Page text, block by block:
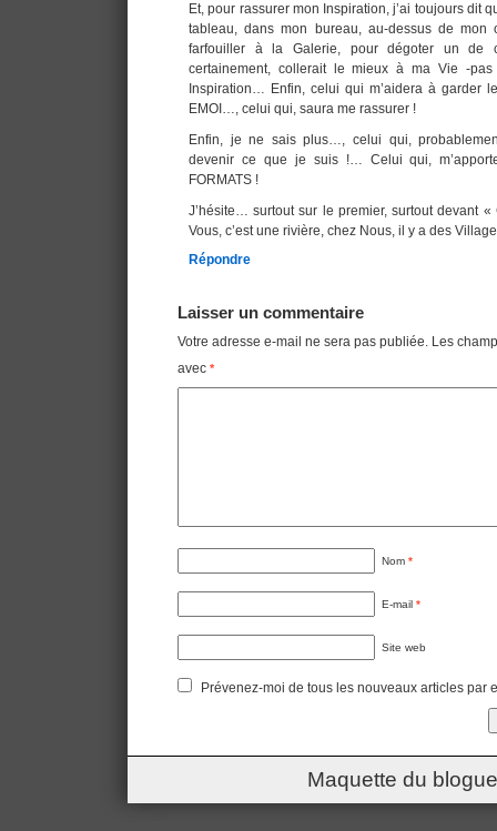
Et, pour rassurer mon Inspiration, j’ai toujours dit
tableau, dans mon bureau, au-dessus de
farfouiller à la Galerie, pour dégoter un de
certainement, collerait le mieux à ma Vie -
Inspiration… Enfin, celui qui m’aidera à garder
EMOI…, celui qui, saura me rassurer !
Enfin, je ne sais plus…, celui qui,
devenir ce que je suis !… Celui qui,
FORMATS !
J’hésite… surtout sur le premier, surtout devant
Vous, c’est une rivière, chez Nous, il y a des
Répondre
Laisser un commentaire
Votre adresse e-mail ne sera pas publiée. Les
avec *
Nom *
E-mail *
Site web
Prévenez-moi de tous les nouveaux articles par
Maquette du